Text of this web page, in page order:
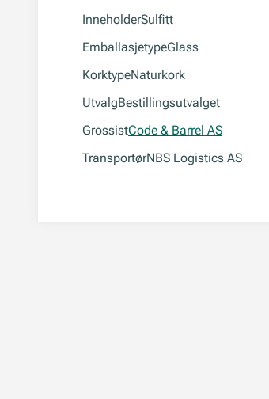
InneholderSulfitt
EmballasjetypeGlass
KorktypeNaturkork
UtvalgBestillingsutvalget
GrossistCode & Barrel AS
TransportørNBS Logistics AS